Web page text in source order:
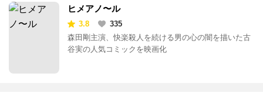
ヒメアノ〜ル
3.8
335
森田剛主演、快楽殺人を続ける男の心の闇を描いた古
谷実の人気コミックを映画化